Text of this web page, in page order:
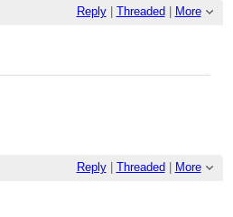
Reply| Threaded More
Reply| Threaded More